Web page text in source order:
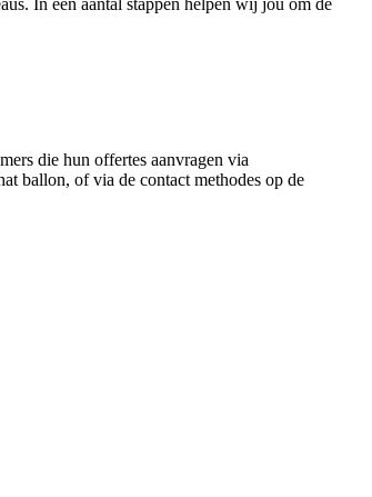
In een aantal stappen helpen wij jou om de
die hun offertes aanvragen via
ballon, of via de contact methodes op de